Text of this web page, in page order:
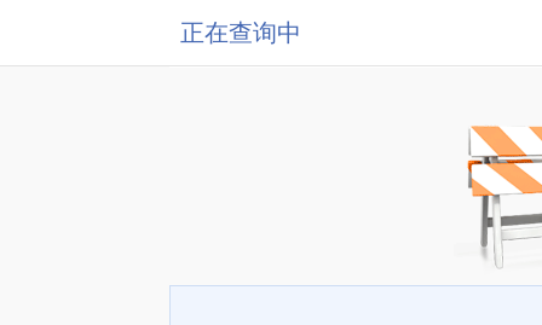
正在查询中